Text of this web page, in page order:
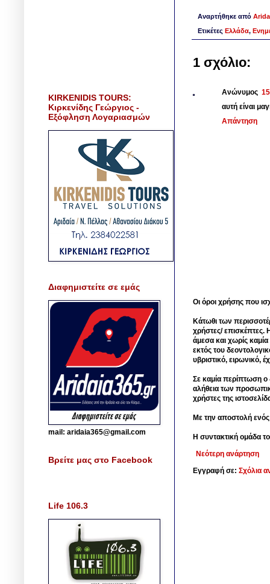
Αναρτήθηκε από
Ετικέτες Ελλάδα,
1 σχόλιο:
Ανώνυμος
αυτή είναι
Απάντηση
Οι όροι χρήσης που
Κάτωθι των
χρήστες/ επισκέπτες.
άμεσα και χωρίς
εκτός του
υβριστικό, ειρωνικό,
Σε καμία περίπτωση ο
αλήθεια των
χρήστες της
Με την αποστολή
Η συντακτική ομάδα
Νεότερη ανάρτηση
Εγγραφή σε: Σχόλια
KIRKENIDIS TOURS:
Κιρκενίδης Γεώργιος -
Εξόφληση Λογαριασμών
Διαφημιστείτε σε εμάς
mail: aridaia365@gmail.com
Βρείτε μας στο Facebook
Life 106.3